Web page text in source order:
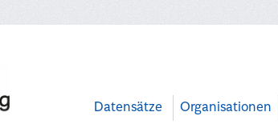
Datensätze Organisationen